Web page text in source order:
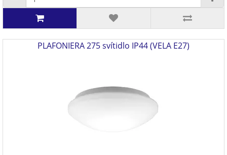
PLAFONIERA 275 svítidlo IP44 (VELA E27)